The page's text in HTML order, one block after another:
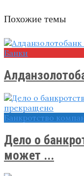
Похожие темы
Банки
Банкротство
Дело о
может ...